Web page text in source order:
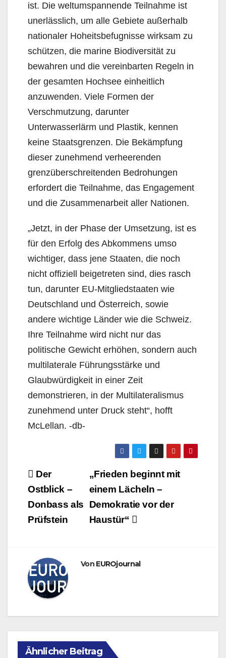
ist. Die weltumspannende Teilnahme ist
unerlässlich, um alle Gebiete außerhalb
nationaler Hoheitsbefugnisse wirksam zu
schützen, die marine Biodiversität zu
bewahren und die vereinbarten Regeln in
der gesamten Hochsee einheitlich
anzuwenden. Viele Formen der
Verschmutzung, darunter
Unterwasserlärm und Plastik, kennen
keine Staatsgrenzen. Die Bekämpfung
dieser zunehmend verheerenden
grenzüberschreitenden Bedrohungen
erfordert die Teilnahme, das Engagement
und die Zusammenarbeit aller Nationen.
„Jetzt, in der Phase der Umsetzung, ist es
für den Erfolg des Abkommens umso
wichtiger, dass jene Staaten, die noch
nicht offiziell beigetreten sind, dies rasch
tun, darunter EU-Mitgliedstaaten wie
Deutschland und Österreich, sowie
andere wichtige Länder wie die Schweiz.
Ihre Teilnahme wird nicht nur das
politische Gewicht erhöhen, sondern auch
multilaterale Führungsstärke und
Glaubwürdigkeit in einer Zeit
demonstrieren, in der Multilateralismus
zunehmend unter Druck steht“, hofft
McLellan. -db-
Beitragsnavigation
„Frieden beginnt mit
einem Lächeln –
Demokratie vor der
Haustür“
Der
Ostblick –
Donbass als
Prüfstein
Von EUROjournal
Ähnlicher Beitrag